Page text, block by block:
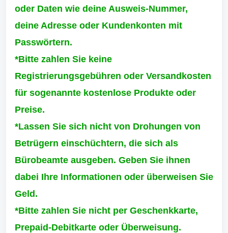
oder Daten wie deine Ausweis-Nummer,
deine Adresse oder Kundenkonten mit
Passwörtern.
*Bitte zahlen Sie keine
Registrierungsgebühren oder Versandkosten
für sogenannte kostenlose Produkte oder
Preise.
*Lassen Sie sich nicht von Drohungen von
Betrügern einschüchtern, die sich als
Bürobeamte ausgeben. Geben Sie ihnen
dabei Ihre Informationen oder überweisen Sie
Geld.
*Bitte zahlen Sie nicht per Geschenkkarte,
Prepaid-Debitkarte oder Überweisung.